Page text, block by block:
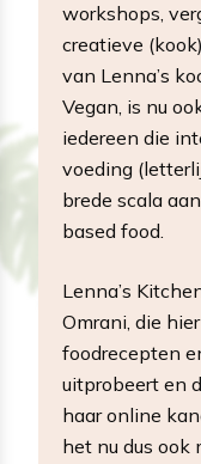
workshops,
creatieve
van Lenna’s
Vegan, is nu
iedereen die
voeding
brede scala
based food.
Lenna’s
Omrani, die
foodrecepten
uitprobeert en
haar online
het nu dus ook